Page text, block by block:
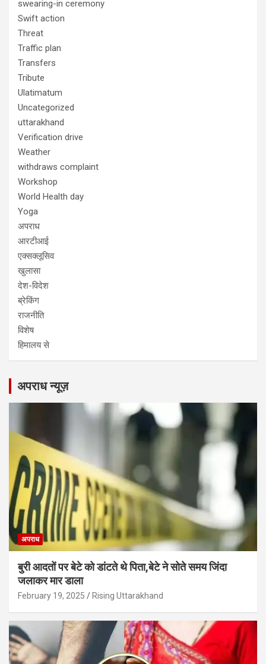
swearing-in ceremony
Swift action
Threat
Traffic plan
Transfers
Tribute
Ulatimatum
Uncategorized
uttarakhand
Verification drive
Weather
withdraws complaint
Workshop
World Health day
Yoga
अपराध
आरटीआई
एक्सक्लूसिव
खुलासा
देश-विदेश
ब्रेकिंग
राजनीति
विशेष
हिमालय से
अपराध न्यूज़
अपराध
बुरी आदतों पर बेटे को डांटते थे पिता,बेटे ने सोते समय जिंदा
जलाकर मार डाला
February 19, 2025 Rising Uttarakhand